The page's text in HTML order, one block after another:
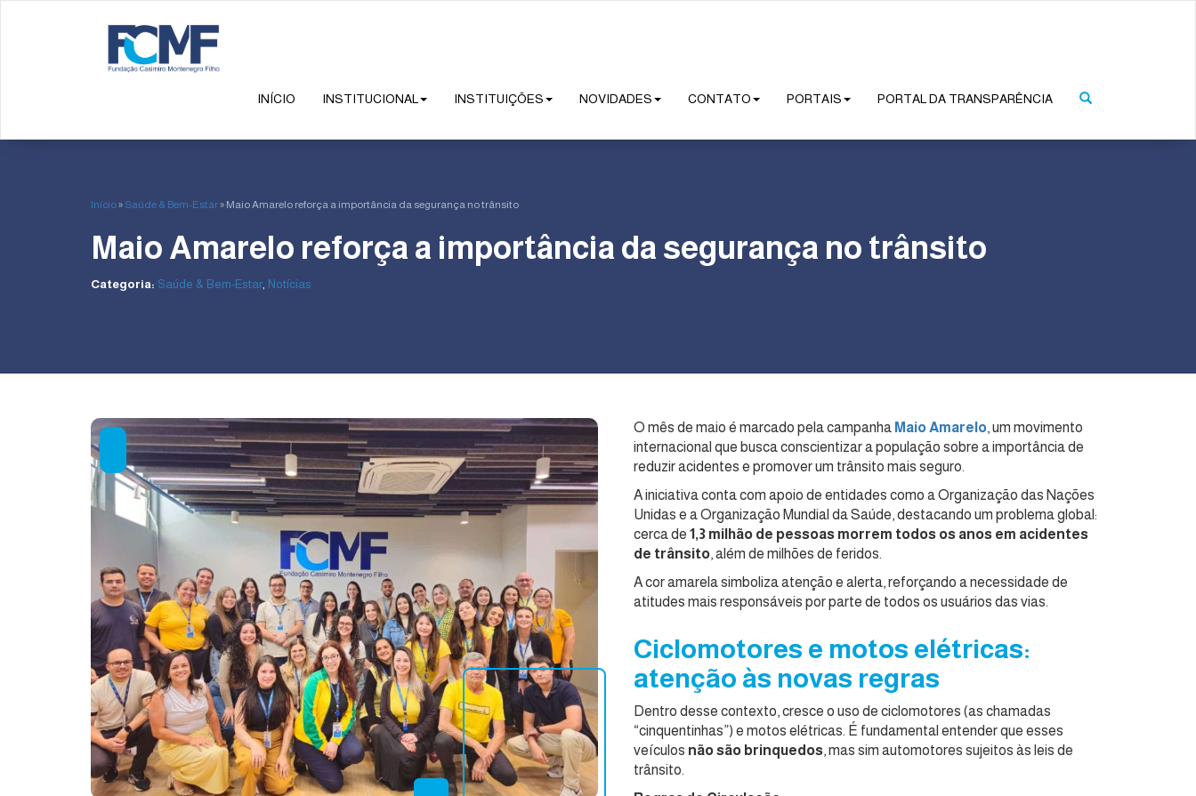
INÍCIO INSTITUCIONAL INSTITUIÇÕES NOVIDADES CONTATO PORTAIS PORTAL DA TRANSPARÊNCIA
Início» Saúde & Bem-Estar» Maio Amarelo reforça a importância da segurança no trânsito
Maio Amarelo reforça a importância da segurança no trânsito
Categoria: Saúde & Bem-Estar, Notícias
O mês de maio é marcado pela campanha Maio Amarelo, um movimento
internacional que busca conscientizar a população sobre a importância de
reduzir acidentes e promover um trânsito mais seguro.
A iniciativa conta com apoio de entidades como a Organização das Nações
Unidas e a Organização Mundial da Saúde, destacando um problema global:
cerca de 1,3 milhão de pessoas morrem todos os anos em acidentes
de trânsito, além de milhões de feridos.
A cor amarela simboliza atenção e alerta, reforçando a necessidade de
atitudes mais responsáveis por parte de todos os usuários das vias.
Ciclomotores e motos elétricas:
atenção às novas regras
Dentro desse contexto, cresce o uso de ciclomotores (as chamadas
“cinquentinhas”) e motos elétricas. É fundamental entender que esses
veículos não são brinquedos, mas sim automotores sujeitos às leis de
trânsito.